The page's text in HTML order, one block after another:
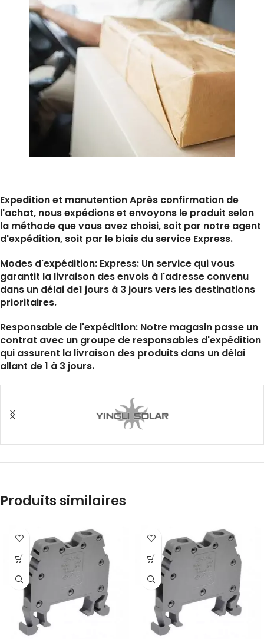
Expedition et manutention Après confirmation de
l'achat, nous expédions et envoyons le produit selon
la méthode que vous avez choisi, soit par notre agent
d'expédition, soit par le biais du service Express.
Modes d'expédition: Express: Un service qui vous
garantit la livraison des envois à l'adresse convenu
dans un délai de1 jours à 3 jours vers les destinations
prioritaires.
Responsable de l'expédition: Notre magasin passe un
contrat avec un groupe de responsables d'expédition
qui assurent la livraison des produits dans un délai
allant de 1 à 3 jours.
Produits similaires